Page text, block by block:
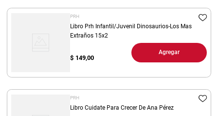
PRH
Libro Prh Infantil/Juvenil Dinosaurios-Los Mas
Extraños 15x2
$ 149,00
Agregar
PRH
Libro Cuidate Para Crecer De Ana Pérez